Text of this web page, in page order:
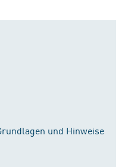
und Hinweise